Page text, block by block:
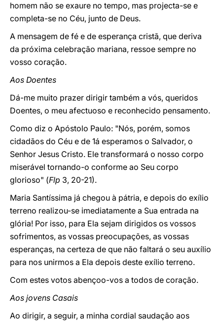
homem não se exaure no tempo, mas projecta-se e
completa-se no Céu, junto de Deus.
A mensagem de fé e de esperança cristã, que deriva
da próxima celebração mariana, ressoe sempre no
vosso coração.
Aos Doentes
Dá-me muito prazer dirigir também a vós, queridos
Doentes, o meu afectuoso e reconhecido pensamento.
Como diz o Apóstolo Paulo: "Nós, porém, somos
cidadãos do Céu e de 1á esperamos o Salvador, o
Senhor Jesus Cristo. Ele transformará o nosso corpo
miserável tornando-o conforme ao Seu corpo
glorioso" (Flp 3, 20-21).
Maria Santíssima já chegou à pátria, e depois do exílio
terreno realizou-se imediatamente a Sua entrada na
glória! Por isso, para Ela sejam dirigidos os vossos
sofrimentos, as vossas preocupações, as vossas
esperanças, na certeza de que não faltará o seu auxílio
para nos unirmos a Ela depois deste exílio terreno.
Com estes votos abençoo-vos a todos de coração.
Aos jovens Casais
Ao dirigir, a seguir, a minha cordial saudação aos